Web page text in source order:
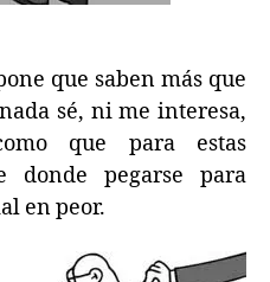
que saben más que
sé, ni me interesa,
que para estas
donde pegarse para
en peor.